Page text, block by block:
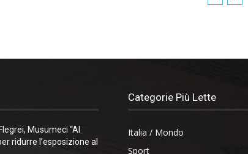
Musumeci “Al
ridurre l’esposizione al
Categorie Più Lette
Italia / Mondo
Sport